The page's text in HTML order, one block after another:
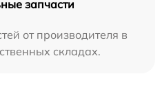
запчасти
от производителя в
складах.